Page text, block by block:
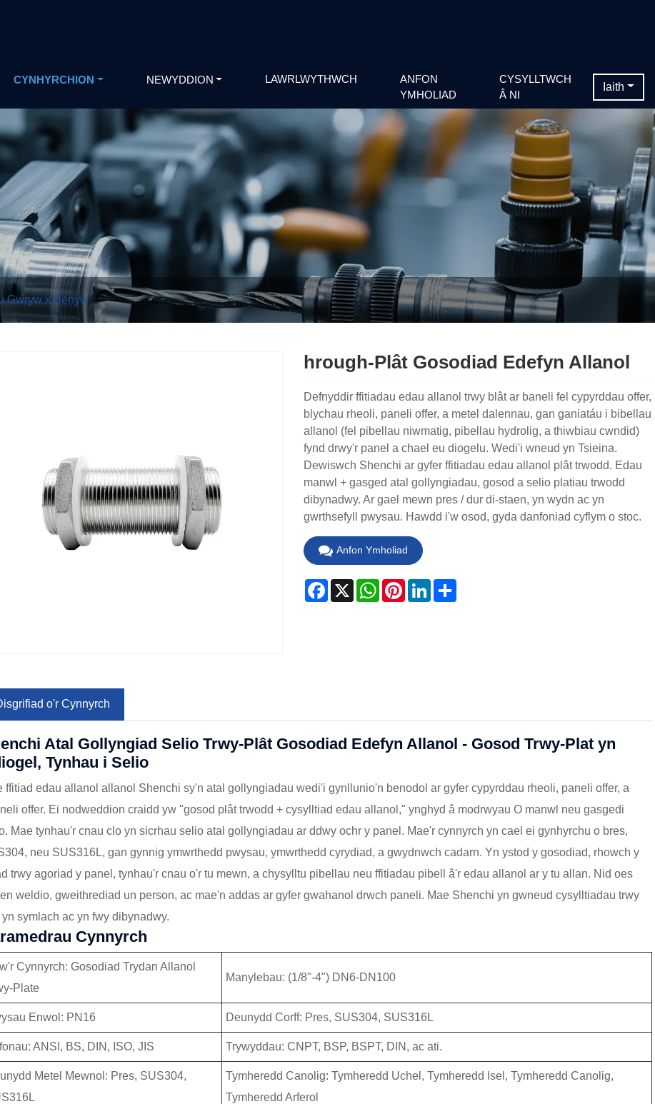
CYNHYRCHION NEWYDDION LAWRLWYTHWCH
ANFON
YMHOLIAD
CYSYLLTWCH
Â NI
Iaith
Gwryw x Benyw
hrough-Plât Gosodiad Edefyn Allanol
Defnyddir ffitiadau edau allanol trwy blât ar baneli fel cypyrddau offer,
blychau rheoli, paneli offer, a metel dalennau, gan ganiatáu i bibellau
allanol (fel pibellau niwmatig, pibellau hydrolig, a thiwbiau cwndid)
fynd drwy'r panel a chael eu diogelu. Wedi'i wneud yn Tsieina.
Dewiswch Shenchi ar gyfer ffitiadau edau allanol plât trwodd. Edau
manwl + gasged atal gollyngiadau, gosod a selio platiau trwodd
dibynadwy. Ar gael mewn pres / dur di-staen, yn wydn ac yn
gwrthsefyll pwysau. Hawdd i'w osod, gyda danfoniad cyflym o stoc.
Anfon Ymholiad
Facebook
X WhatsApp
PinterestLinkedInShare
o'r Cynnyrch
Atal Gollyngiad Selio Trwy-Plât Gosodiad Edefyn Allanol - Gosod Trwy-Plat yn
Tynhau i Selio
ffitiad edau allanol allanol Shenchi sy'n atal gollyngiadau wedi'i gynllunio'n benodol ar gyfer cypyrddau rheoli, paneli offer, a
offer. Ei nodweddion craidd yw "gosod plât trwodd + cysylltiad edau allanol," ynghyd â modrwyau O manwl neu gasgedi
Mae tynhau'r cnau clo yn sicrhau selio atal gollyngiadau ar ddwy ochr y panel. Mae'r cynnyrch yn cael ei gynhyrchu o bres,
neu SUS316L, gan gynnig ymwrthedd pwysau, ymwrthedd cyrydiad, a gwydnwch cadarn. Yn ystod y gosodiad, rhowch y
trwy agoriad y panel, tynhau'r cnau o'r tu mewn, a chysylltu pibellau neu ffitiadau pibell â'r edau allanol ar y tu allan. Nid oes
weldio, gweithrediad un person, ac mae'n addas ar gyfer gwahanol drwch paneli. Mae Shenchi yn gwneud cysylltiadau trwy
yn symlach ac yn fwy dibynadwy.
Cynnyrch
Cynnyrch: Gosodiad Trydan Allanol
Plate
Manylebau: (1/8"-4") DN6-DN100
Enwol: PN16 Deunydd Corff: Pres, SUS304, SUS316L
ANSI, BS, DIN, ISO, JIS Trywyddau: CNPT, BSP, BSPT, DIN, ac ati.
Metel Mewnol: Pres, SUS304,
Tymheredd Canolig: Tymheredd Uchel, Tymheredd Isel, Tymheredd Canolig,
Tymheredd Arferol